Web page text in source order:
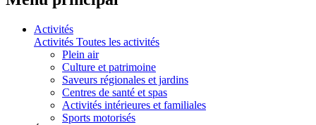
Activités
Activités Toutes les activités
Plein air
Culture et patrimoine
Saveurs régionales et jardins
Centres de santé et spas
Activités intérieures et familiales
Sports motorisés